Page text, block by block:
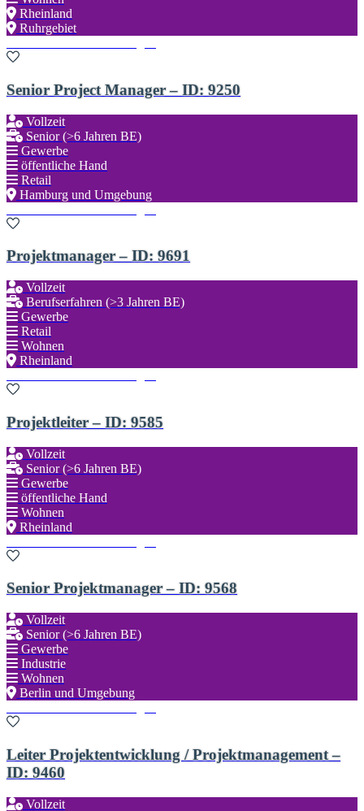
Rheinland
Ruhrgebiet
Senior Project Manager – ID: 9250
Vollzeit
Senior (>6 Jahren BE)
Gewerbe
öffentliche Hand
Retail
Hamburg und Umgebung
Projektmanager – ID: 9691
Vollzeit
Berufserfahren (>3 Jahren BE)
Gewerbe
Retail
Wohnen
Rheinland
Projektleiter – ID: 9585
Vollzeit
Senior (>6 Jahren BE)
Gewerbe
öffentliche Hand
Wohnen
Rheinland
Senior Projektmanager – ID: 9568
Vollzeit
Senior (>6 Jahren BE)
Gewerbe
Industrie
Wohnen
Berlin und Umgebung
Leiter Projektentwicklung / Projektmanagement –
ID: 9460
Vollzeit